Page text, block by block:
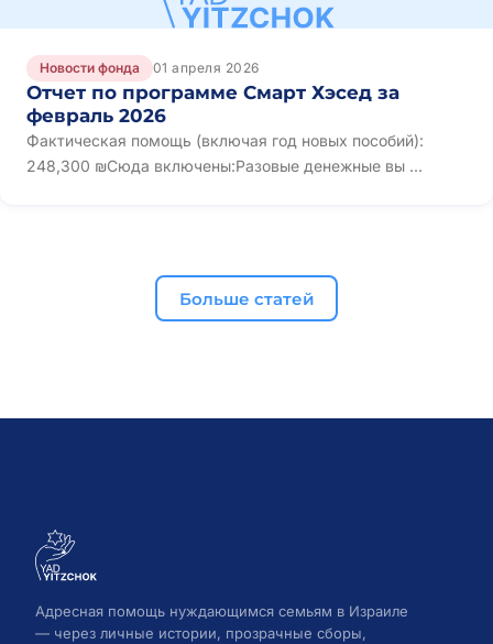
Новости фонда 01 апреля 2026
Отчет по программе Смарт Хэсед за
февраль 2026
Фактическая помощь (включая год новых пособий):
248,300 ₪Сюда включены:Разовые денежные вы ...
Больше статей
Адресная помощь нуждающимся семьям в Израиле
— через личные истории, прозрачные сборы,